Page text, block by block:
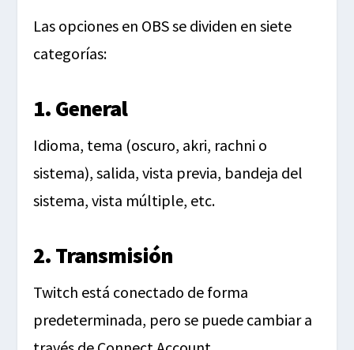
Las opciones en OBS se dividen en siete
categorías:
1. General
Idioma, tema (oscuro, akri, rachni o
sistema), salida, vista previa, bandeja del
sistema, vista múltiple, etc.
2. Transmisión
Twitch está conectado de forma
predeterminada, pero se puede cambiar a